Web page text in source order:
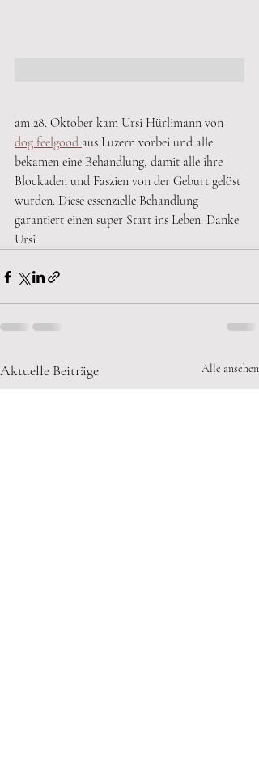
am 28. Oktober kam Ursi Hürlimann von
dog feelgood aus Luzern vorbei und alle
bekamen eine Behandlung, damit alle ihre
Blockaden und Faszien von der Geburt gelöst
wurden. Diese essenzielle Behandlung
garantiert einen super Start ins Leben. Danke
Ursi
Aktuelle Beiträge Alle ansehen